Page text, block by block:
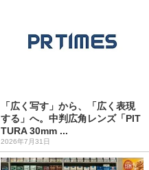
「広く写す」から、「広く表現
する」へ。中判広角レンズ「PIT
TURA 30mm ...
2026年7月31日